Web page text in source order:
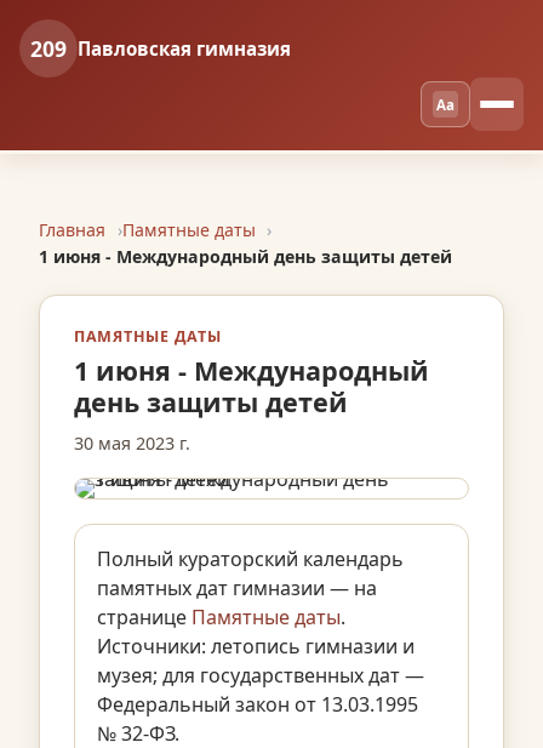
209 Павловская гимназия
Aa
Главная
Памятные даты
1 июня - Международный день защиты детей
ПАМЯТНЫЕ ДАТЫ
1 июня - Международный
день защиты детей
30 мая 2023 г.
Полный кураторский календарь
памятных дат гимназии — на
странице Памятные даты.
Источники: летопись гимназии и
музея; для государственных дат —
Федеральный закон от 13.03.1995
№ 32-ФЗ.